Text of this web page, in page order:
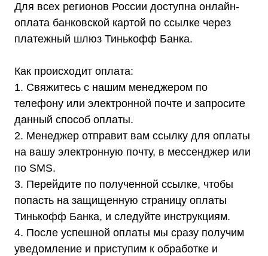
Для всех регионов России доступна онлайн-
оплата банковской картой по ссылке через
платежный шлюз Тинькофф Банка.
Как происходит оплата:
1. Свяжитесь с нашим менеджером по
телефону или электронной почте и запросите
данный способ оплаты.
2. Менеджер отправит вам ссылку для оплаты
на вашу электронную почту, в мессенджер или
по SMS.
3. Перейдите по полученной ссылке, чтобы
попасть на защищенную страницу оплаты
Тинькофф Банка, и следуйте инструкциям.
4. После успешной оплаты мы сразу получим
уведомление и приступим к обработке и
Каталог
Стабилизаторы напряжения
Однофазные стабилизаторы
Трехфазные стабилизаторы
Стабилизаторы три фазы в одну
Стабилизаторы для котлов Серия Термо
(Т)
Стабилизаторы инверторные ИнСтаб
Стабилизаторы серии R
Стабилизаторы в стойку Rack 19
Стабилизаторы настенные
Источники бесперебойного питания
Однофазные ИБП
ИБП постоянного тока
Комплекты ИБП и стабилизаторов
Аксессуары